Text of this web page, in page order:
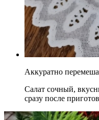
Аккуратно
Салат сочный,
сразу после